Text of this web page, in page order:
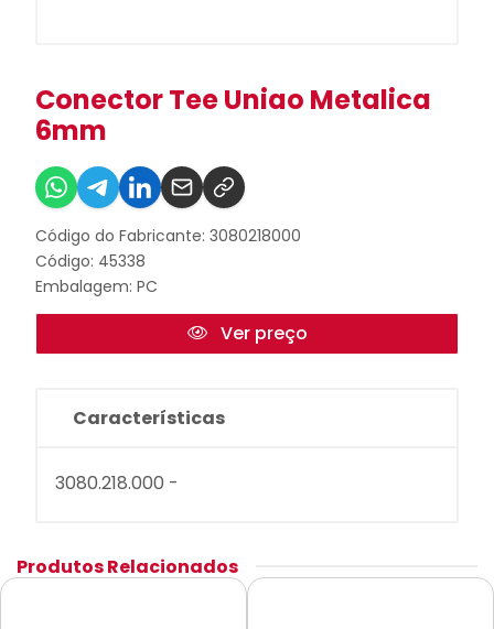
Conector Tee Uniao Metalica
6mm
Código do Fabricante: 3080218000
Código: 45338
Embalagem: PC
Ver preço
Características
3080.218.000 -
Produtos Relacionados